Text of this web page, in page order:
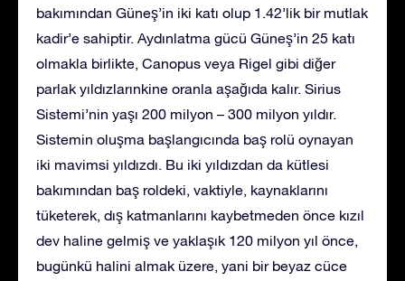
bakımından Güneş’in iki katı olup 1.42’lik bir mutlak
kadir’e sahiptir. Aydınlatma gücü Güneş’in 25 katı
olmakla birlikte, Canopus veya Rigel gibi diğer
parlak yıldızlarınkine oranla aşağıda kalır. Sirius
Sistemi’nin yaşı 200 milyon – 300 milyon yıldır.
Sistemin oluşma başlangıcında baş rolü oynayan
iki mavimsi yıldızdı. Bu iki yıldızdan da kütlesi
bakımından baş roldeki, vaktiyle, kaynaklarını
tüketerek, dış katmanlarını kaybetmeden önce kızıl
dev haline gelmiş ve yaklaşık 120 milyon yıl önce,
bugünkü halini almak üzere, yani bir beyaz cüce